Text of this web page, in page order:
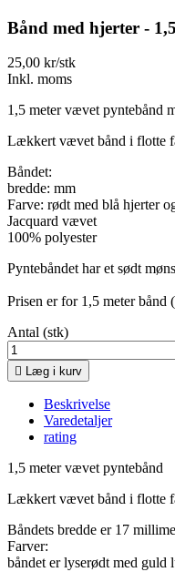
Bånd med hjerter -
25,00 kr/stk
Inkl. moms
1,5 meter vævet pyntebånd
Lækkert vævet bånd i flotte
Båndet:
bredde: mm
Farve: rødt med blå hjerter
Jacquard vævet
100% polyester
Pyntebåndet har et sødt
Prisen er for 1,5 meter bånd
Antal (stk)
 Læg i kurv
Beskrivelse
Varedetaljer
rating
1,5 meter vævet pyntebånd
Lækkert vævet bånd i flotte
Båndets bredde er 17
Farver:
båndet er lyserødt med guld